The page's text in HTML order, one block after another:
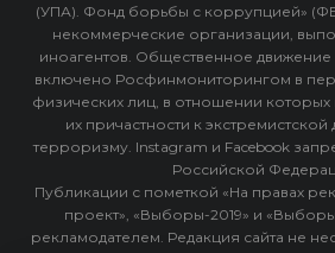
(УПА). Фонд борьбы с коррупцией»
некоммерческие организации,
иноагентов. Общественное движение
включено Росфинмониторингом в
физических лиц, в отношении
их причастности к экстремистской
терроризму. Instagram и Facebook
Российской
Публикации с пометкой «На правах
проект», «Выборы-2019» и
рекламодателем. Редакция сайта не